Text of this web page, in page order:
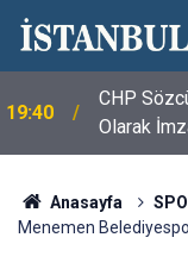
19:40
CHP
Olarak
Anasayfa
Menemen